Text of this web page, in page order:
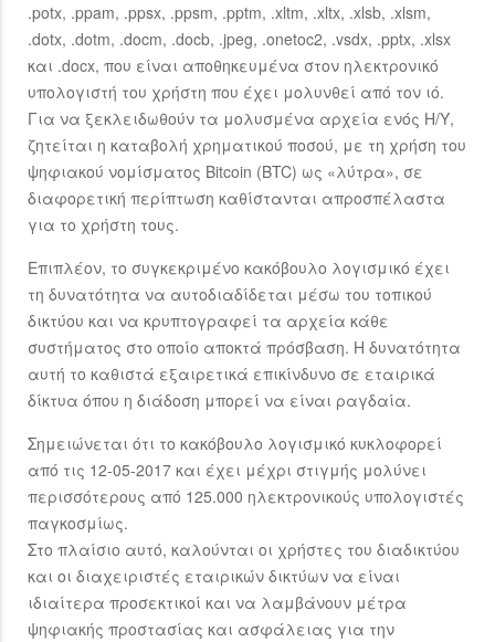
.potx, .ppam, .ppsx, .ppsm, .pptm, .xltm, .xltx, .xlsb, .xlsm,
.dotx, .dotm, .docm, .docb, .jpeg, .onetoc2, .vsdx, .pptx, .xlsx
και .docx, που είναι αποθηκευμένα στον ηλεκτρονικό
υπολογιστή του χρήστη που έχει μολυνθεί από τον ιό.
Για να ξεκλειδωθούν τα μολυσμένα αρχεία ενός Η/Υ,
ζητείται η καταβολή χρηματικού ποσού, με τη χρήση του
ψηφιακού νομίσματος Bitcoin (BTC) ως «λύτρα», σε
διαφορετική περίπτωση καθίστανται απροσπέλαστα
για το χρήστη τους.
Επιπλέον, το συγκεκριμένο κακόβουλο λογισμικό έχει
τη δυνατότητα να αυτοδιαδίδεται μέσω του τοπικού
δικτύου και να κρυπτογραφεί τα αρχεία κάθε
συστήματος στο οποίο αποκτά πρόσβαση. Η δυνατότητα
αυτή το καθιστά εξαιρετικά επικίνδυνο σε εταιρικά
δίκτυα όπου η διάδοση μπορεί να είναι ραγδαία.
Σημειώνεται ότι το κακόβουλο λογισμικό κυκλοφορεί
από τις 12-05-2017 και έχει μέχρι στιγμής μολύνει
περισσότερους από 125.000 ηλεκτρονικούς υπολογιστές
παγκοσμίως.
Στο πλαίσιο αυτό, καλούνται οι χρήστες του διαδικτύου
και οι διαχειριστές εταιρικών δικτύων να είναι
ιδιαίτερα προσεκτικοί και να λαμβάνουν μέτρα
ψηφιακής προστασίας και ασφάλειας για την